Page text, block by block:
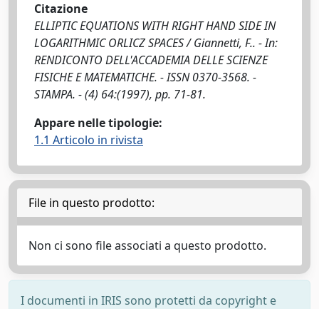
Citazione
ELLIPTIC EQUATIONS WITH RIGHT HAND SIDE IN
LOGARITHMIC ORLICZ SPACES / Giannetti, F.. - In:
RENDICONTO DELL'ACCADEMIA DELLE SCIENZE
FISICHE E MATEMATICHE. - ISSN 0370-3568. -
STAMPA. - (4) 64:(1997), pp. 71-81.
Appare nelle tipologie:
1.1 Articolo in rivista
File in questo prodotto:
Non ci sono file associati a questo prodotto.
I documenti in IRIS sono protetti da copyright e